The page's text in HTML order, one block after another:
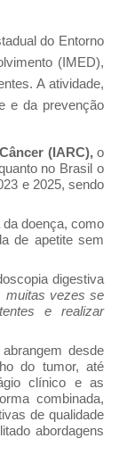
do Entorno
(IMED),
A atividade,
e da prevenção
(IARC), o
no Brasil o
e 2025, sendo
doença, como
de apetite sem
digestiva
muitas vezes se
e realizar
desde
do tumor, até
clínico e as
combinada,
de qualidade
abordagens